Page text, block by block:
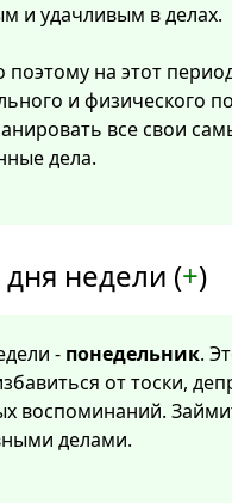
и удачливым в делах.
на этот
и физического
все свои
дела.
недели (+)
- понедельник.
от тоски,
воспоминаний.
делами.